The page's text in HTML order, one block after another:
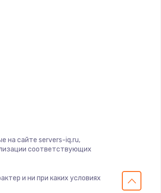
на сайте servers-iq.ru,
соответствующих
и ни при каких условиях